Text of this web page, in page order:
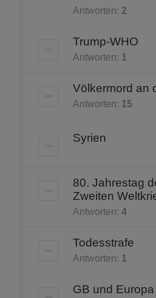
Antworten: 2
Trump-WHO
Antworten: 1
Völkermord an
Antworten: 15
Syrien
80. Jahrestag
Zweiten
Antworten: 4
Todesstrafe
Antworten: 1
GB und Europa